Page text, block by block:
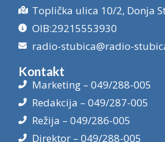
Toplička ulica 10/2, Donja
OIB:29215553930
radio-stubica@radio-
Kontakt
Marketing – 049/288-005
Redakcija – 049/287-005
Režija – 049/286-005
Direktor – 049/288-005